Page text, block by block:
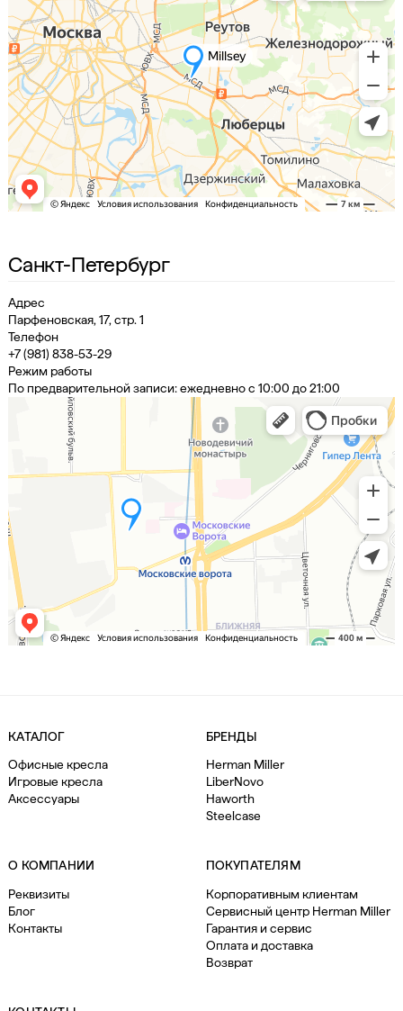
Санкт-Петербург
Адрес
Парфеновская, 17, стр. 1
Телефон
+7 (981) 838-53-29
Режим работы
По предварительной записи: ежедневно с 10:00 до 21:00
КАТАЛОГ
Офисные кресла
Игровые кресла
Аксессуары
БРЕНДЫ
Herman Miller
LiberNovo
Haworth
Steelcase
ПОКУПАТЕЛЯМ
Корпоративным клиентам
Сервисный центр Herman Miller
Гарантия и сервис
Оплата и доставка
Возврат
О КОМПАНИИ
Реквизиты
Блог
Контакты